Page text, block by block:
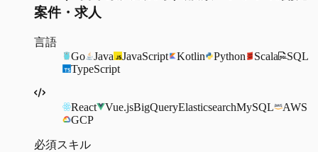
案件・求人
言語
Go
Java JavaScript Kotlin Python Scala
SQL
TypeScript
React Vue.jsBigQueryElasticsearchMySQL
AWS
GCP
必須スキル